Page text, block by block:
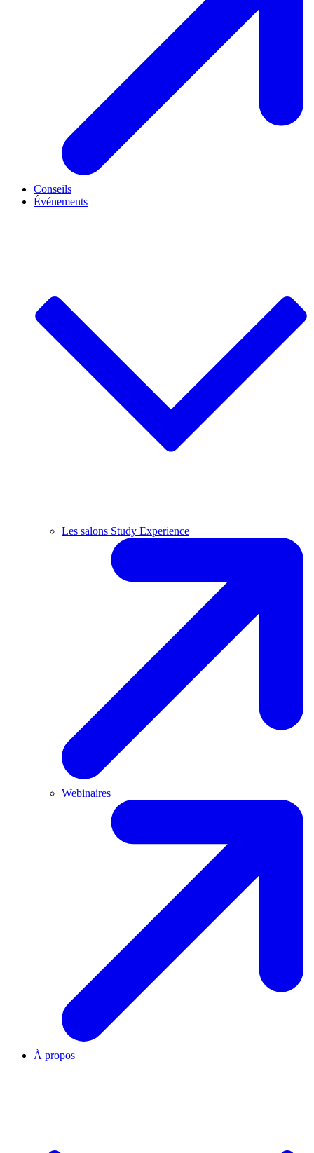
Conseils
Événements
Les salons Study Experience
Webinaires
À propos